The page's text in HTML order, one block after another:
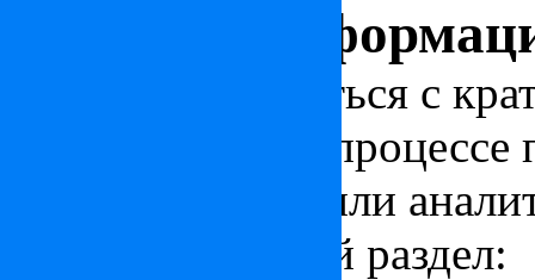
Полезная
Чтобы ознакомиться с
стране, узнать о
новости, статьи или
соответствующий раздел: